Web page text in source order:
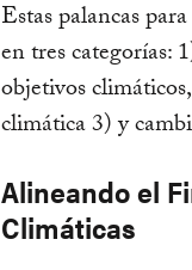
Estas palancas
en tres categorías:
objetivos
climática 3) y
Alineando el
Climáticas